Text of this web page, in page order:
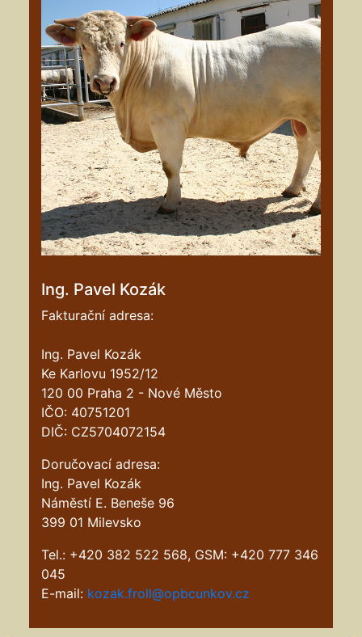
Ing. Pavel Kozák
Fakturační adresa:
Ing. Pavel Kozák
Ke Karlovu 1952/12
120 00 Praha 2 - Nové Město
IČO: 40751201
DIČ: CZ5704072154
Doručovací adresa:
Ing. Pavel Kozák
Náměstí E. Beneše 96
399 01 Milevsko
Tel.: +420 382 522 568, GSM: +420 777 346
045
E-mail: kozak.froll@opbcunkov.cz